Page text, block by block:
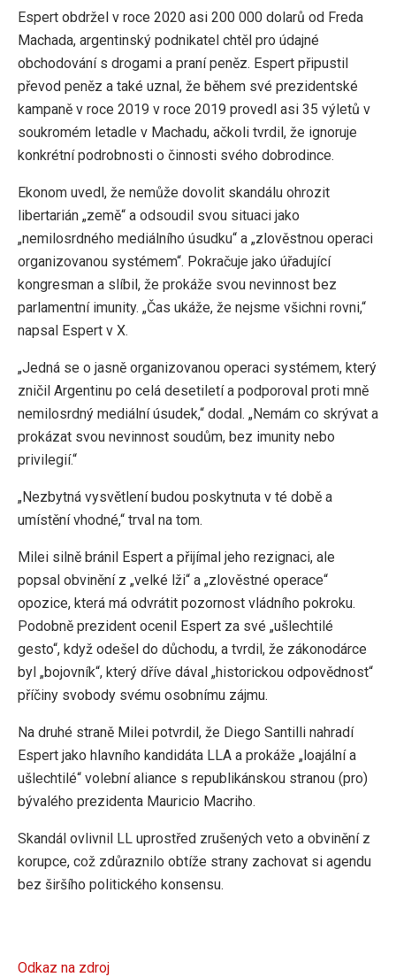
Espert obdržel v roce 2020 asi 200 000 dolarů od Freda
Machada, argentinský podnikatel chtěl pro údajné
obchodování s drogami a praní peněz. Espert připustil
převod peněz a také uznal, že během své prezidentské
kampaně v roce 2019 v roce 2019 provedl asi 35 výletů v
soukromém letadle v Machadu, ačkoli tvrdil, že ignoruje
konkrétní podrobnosti o činnosti svého dobrodince.
Ekonom uvedl, že nemůže dovolit skandálu ohrozit
libertarián „země“ a odsoudil svou situaci jako
„nemilosrdného mediálního úsudku“ a „zlověstnou operaci
organizovanou systémem“. Pokračuje jako úřadující
kongresman a slíbil, že prokáže svou nevinnost bez
parlamentní imunity. „Čas ukáže, že nejsme všichni rovni,“
napsal Espert v X.
„Jedná se o jasně organizovanou operaci systémem, který
zničil Argentinu po celá desetiletí a podporoval proti mně
nemilosrdný mediální úsudek,“ dodal. „Nemám co skrývat a
prokázat svou nevinnost soudům, bez imunity nebo
privilegií.“
„Nezbytná vysvětlení budou poskytnuta v té době a
umístění vhodné,“ trval na tom.
Milei silně bránil Espert a přijímal jeho rezignaci, ale
popsal obvinění z „velké lži“ a „zlověstné operace“
opozice, která má odvrátit pozornost vládního pokroku.
Podobně prezident ocenil Espert za své „ušlechtilé
gesto“, když odešel do důchodu, a tvrdil, že zákonodárce
byl „bojovník“, který dříve dával „historickou odpovědnost“
příčiny svobody svému osobnímu zájmu.
Na druhé straně Milei potvrdil, že Diego Santilli nahradí
Espert jako hlavního kandidáta LLA a prokáže „loajální a
ušlechtilé“ volební aliance s republikánskou stranou (pro)
bývalého prezidenta Mauricio Macriho.
Skandál ovlivnil LL uprostřed zrušených veto a obvinění z
korupce, což zdůraznilo obtíže strany zachovat si agendu
bez širšího politického konsensu.
Odkaz na zdroj